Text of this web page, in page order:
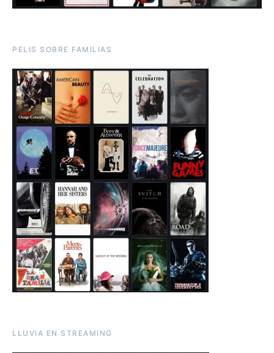
PELIS SOBRE FAMILIAS
LLUVIA EN STREAMING